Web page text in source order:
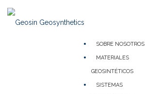
SOBRE NOSOTROS
MATERIALES
GEOSINTÉTICOS
SISTEMAS